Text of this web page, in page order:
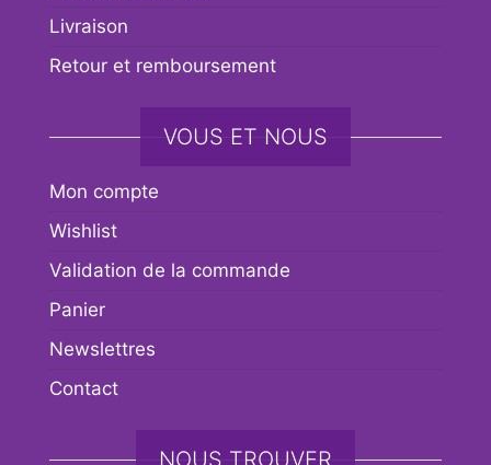
Livraison
Retour et remboursement
VOUS ET NOUS
Mon compte
Wishlist
Validation de la commande
Panier
Newslettres
Contact